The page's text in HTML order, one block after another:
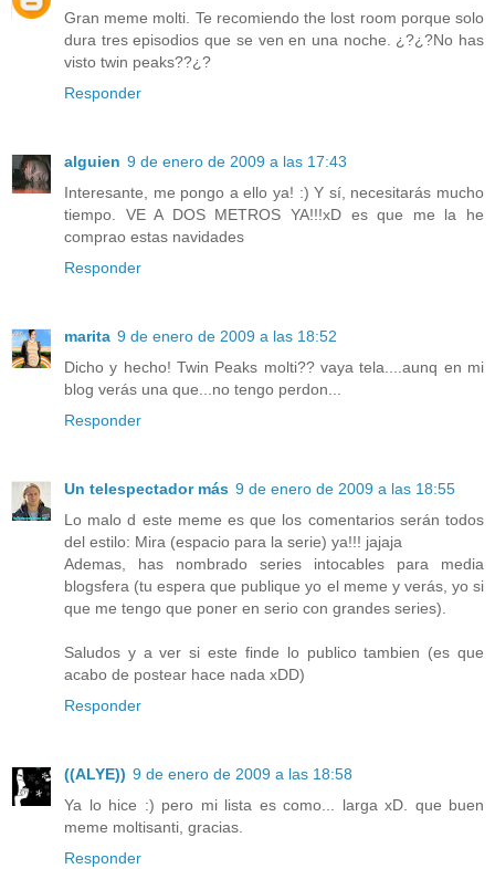
Gran meme molti. Te recomiendo the lost room porque solo
dura tres episodios que se ven en una noche. ¿?¿?No has
visto twin peaks??¿?
Responder
alguien 9 de enero de 2009 a las 17:43
Interesante, me pongo a ello ya! :) Y sí, necesitarás mucho
tiempo. VE A DOS METROS YA!!!xD es que me la he
comprao estas navidades
Responder
marita 9 de enero de 2009 a las 18:52
Dicho y hecho! Twin Peaks molti?? vaya tela....aunq en mi
blog verás una que...no tengo perdon...
Responder
Un telespectador más 9 de enero de 2009 a las 18:55
Lo malo d este meme es que los comentarios serán todos
del estilo: Mira (espacio para la serie) ya!!! jajaja
Ademas, has nombrado series intocables para media
blogsfera (tu espera que publique yo el meme y verás, yo si
que me tengo que poner en serio con grandes series).
Saludos y a ver si este finde lo publico tambien (es que
acabo de postear hace nada xDD)
Responder
((ALYE)) 9 de enero de 2009 a las 18:58
Ya lo hice :) pero mi lista es como... larga xD. que buen
meme moltisanti, gracias.
Responder